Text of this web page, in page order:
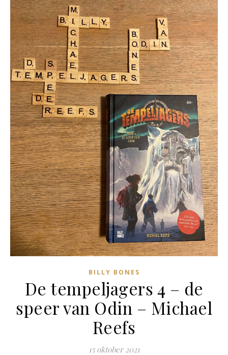
BILLY BONES
De tempeljagers 4 – de
speer van Odin – Michael
Reefs
15 oktober 2021